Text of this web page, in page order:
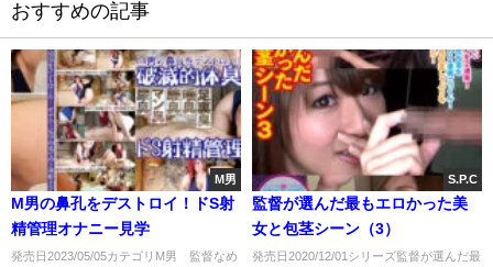
おすすめの記事
M男
M男の鼻孔をデストロイ！ドS射
精管理オナニー見学
発売日2023/05/05カテゴリM男 監督なめ
S.P.C
監督が選んだ最もエロかった美
女と包茎シーン（3）
発売日2020/12/01シリーズ監督が選んだ最